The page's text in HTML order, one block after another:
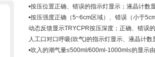
•按压位置正确、错误的指示灯显示；液晶计数
•按压强度正确（5~6cm区域）、错误（小于
动态反馈显示TRYCPR按压深度；正确、错误
人工口对口呼吸(吹气)的指示灯显示、液晶计数
•吹入的潮气量≤500ml/600ml-1000ml≤的显示